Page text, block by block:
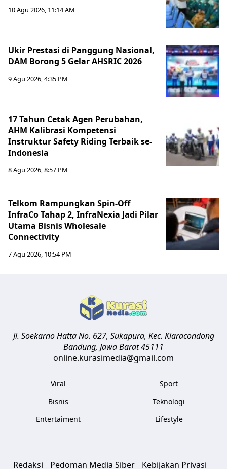
10 Agu 2026, 11:14 AM
Ukir Prestasi di Panggung Nasional,
DAM Borong 5 Gelar AHSRIC 2026
9 Agu 2026, 4:35 PM
17 Tahun Cetak Agen Perubahan,
AHM Kalibrasi Kompetensi
Instruktur Safety Riding Terbaik se-
Indonesia
8 Agu 2026, 8:57 PM
Telkom Rampungkan Spin-Off
InfraCo Tahap 2, InfraNexia Jadi Pilar
Utama Bisnis Wholesale
Connectivity
7 Agu 2026, 10:54 PM
Jl. Soekarno Hatta No. 627, Sukapura, Kec. Kiaracondong
Bandung, Jawa Barat45111
online.kurasimedia@gmail.com
Viral
Bisnis
Entertaiment
Sport
Teknologi
Lifestyle
Redaksi Pedoman Media Siber Kebijakan Privasi